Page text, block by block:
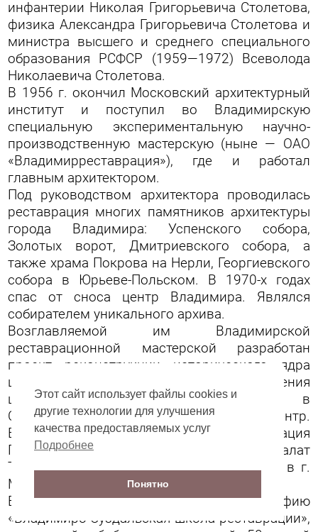
инфантерии Николая Григорьевича Столетова,
физика Александра Григорьевича Столетова и
министра высшего и среднего специального
образования РСФСР (1959—1972) Всеволода
Николаевича Столетова.
В 1956 г. окончил Московский архитектурный
институт и поступил во Владимирскую
специальную экспериментальную научно-
производственную мастерскую (ныне — ОАО
«Владимирреставрация»), где и работал
главным архитектором.
Под руководством архитектора проводилась
реставрация многих памятников архитектуры
города Владимира: Успенского собора,
Золотых ворот, Дмитриевского собора, а
также храма Покрова на Нерли, Георгиевского
собора в Юрьеве-Польском. В 1970-х годах
спас от сноса центр Владимира. Являлся
собирателем уникального архива.
Возглавляемой им Владимирской
реставрационной мастерской разработан
проект реконструкции исторического ядра
центра г. Владимира и проект приспособления
церкви Александровского монастыря в
Суздале под научный реставрационный центр.
В 1990-х годах была выполнена реставрация
Палат Гранатного двора ХVII века и Палат
Тверских архиереев на Кузнецком мосту в г.
Москве.
В 2012 г. опубликовал монографию
«Владимиро-Суздальская школа реставрации»,
Этот сайт использует файлы cookies и
другие технологии для улучшения
качества предоставляемых услуг
Подробнее
Понятно